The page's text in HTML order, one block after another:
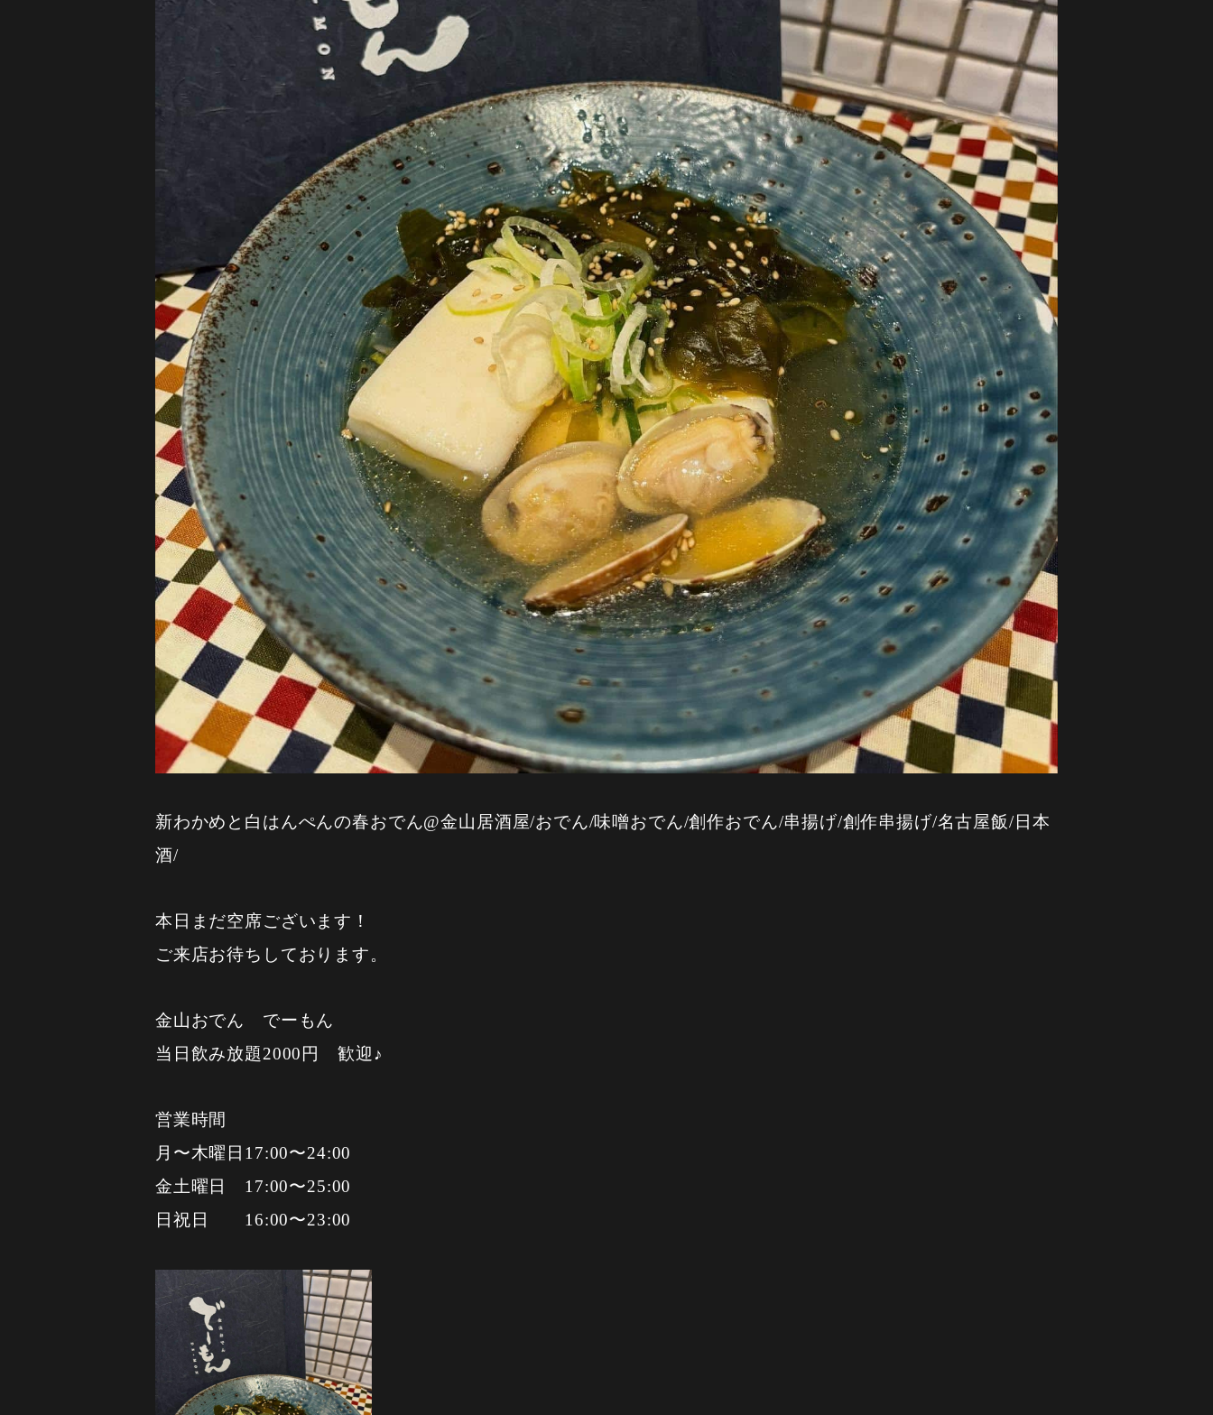
新わかめと白はんぺんの春おでん@金山居酒屋/おでん/味噌おでん/創作おでん/串揚げ/創作串揚げ/名古屋飯/日本
酒/
本日まだ空席ございます！
ご来店お待ちしております。
金山おでん でーもん
当日飲み放題2000円 歓迎♪
営業時間
月〜木曜日17:00〜24:00
金土曜日 17:00〜25:00
日祝日 16:00〜23:00